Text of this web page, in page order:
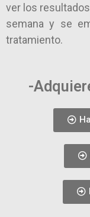
ver los
semana y se
tratamiento.
-